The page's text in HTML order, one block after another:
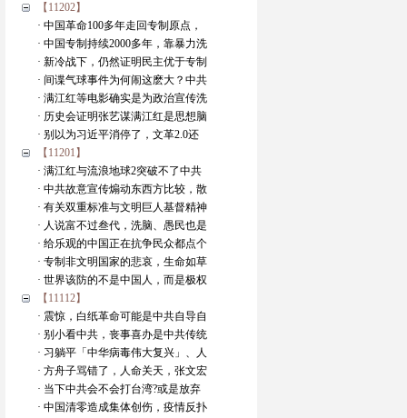
【11202】
· 中国革命100多年走回专制原点，
· 中国专制持续2000多年，靠暴力洗
· 新冷战下，仍然证明民主优于专制
· 间谍气球事件为何闹这麽大？中共
· 满江红等电影确实是为政治宣传洗
· 历史会证明张艺谋满江红是思想脑
· 别以为习近平消停了，文革2.0还
【11201】
· 满江红与流浪地球2突破不了中共
· 中共故意宣传煽动东西方比较，散
· 有关双重标准与文明巨人基督精神
· 人说富不过叁代，洗脑、愚民也是
· 给乐观的中国正在抗争民众都点个
· 专制非文明国家的悲哀，生命如草
· 世界该防的不是中国人，而是极权
【11112】
· 震惊，白纸革命可能是中共自导自
· 别小看中共，丧事喜办是中共传统
· 习躺平「中华病毒伟大复兴」、人
· 方舟子骂错了，人命关天，张文宏
· 当下中共会不会打台湾?或是放弃
· 中国清零造成集体创伤，疫情反扑